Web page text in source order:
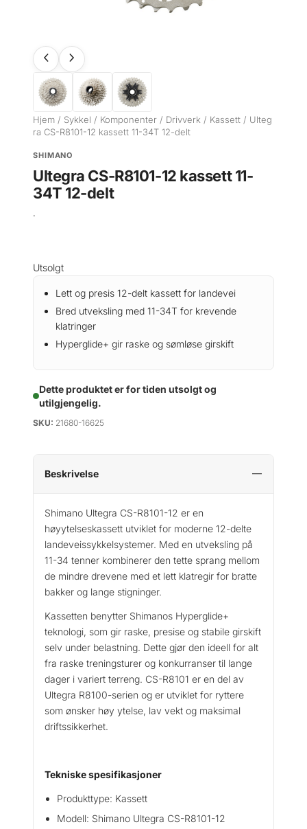
Hjem / Sykkel / Komponenter / Drivverk / Kassett / Ulteg
ra CS-R8101-12 kassett 11-34T 12-delt
SHIMANO
Ultegra CS-R8101-12 kassett 11-
34T 12-delt
.
Utsolgt
Lett og presis 12-delt kassett for landevei
Bred utveksling med 11-34T for krevende
klatringer
Hyperglide+ gir raske og sømløse girskift
Dette produktet er for tiden utsolgt og
utilgjengelig.
SKU: 21680-16625
Beskrivelse
Shimano Ultegra CS-R8101-12 er en
høyytelseskassett utviklet for moderne 12-delte
landeveissykkelsystemer. Med en utveksling på
11-34 tenner kombinerer den tette sprang mellom
de mindre drevene med et lett klatregir for bratte
bakker og lange stigninger.
Kassetten benytter Shimanos Hyperglide+
teknologi, som gir raske, presise og stabile girskift
selv under belastning. Dette gjør den ideell for alt
fra raske treningsturer og konkurranser til lange
dager i variert terreng. CS-R8101 er en del av
Ultegra R8100-serien og er utviklet for ryttere
som ønsker høy ytelse, lav vekt og maksimal
driftssikkerhet.
Tekniske spesifikasjoner
Produkttype: Kassett
Modell: Shimano Ultegra CS-R8101-12